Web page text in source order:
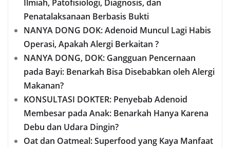
Ilmiah, Patofisiologi, Diagnosis, dan
Penatalaksanaan Berbasis Bukti
NANYA DONG DOK: Adenoid Muncul Lagi Habis
Operasi, Apakah Alergi Berkaitan ?
NANYA DONG, DOK: Gangguan Pencernaan
pada Bayi: Benarkah Bisa Disebabkan oleh Alergi
Makanan?
KONSULTASI DOKTER: Penyebab Adenoid
Membesar pada Anak: Benarkah Hanya Karena
Debu dan Udara Dingin?
Oat dan Oatmeal: Superfood yang Kaya Manfaat